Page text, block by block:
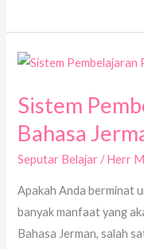
Sistem
Bahasa
Seputar Belajar /Herr
Apakah Anda berminat
banyak manfaat yang
Bahasa Jerman, salah
Sistem
Privat
Bahasa